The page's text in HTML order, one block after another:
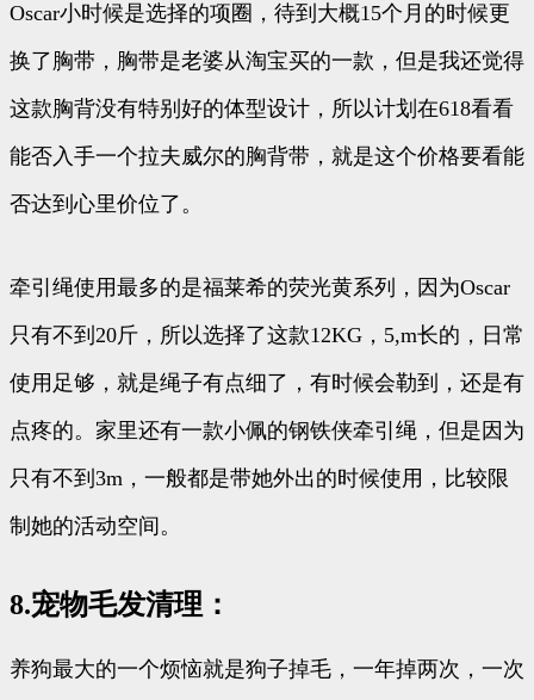
Oscar小时候是选择的项圈，待到大概15个月的时候更
换了胸带，胸带是老婆从淘宝买的一款，但是我还觉得
这款胸背没有特别好的体型设计，所以计划在618看看
能否入手一个拉夫威尔的胸背带，就是这个价格要看能
否达到心里价位了。
牵引绳使用最多的是福莱希的荧光黄系列，因为Oscar
只有不到20斤，所以选择了这款12KG，5,m长的，日常
使用足够，就是绳子有点细了，有时候会勒到，还是有
点疼的。家里还有一款小佩的钢铁侠牵引绳，但是因为
只有不到3m，一般都是带她外出的时候使用，比较限
制她的活动空间。
8.宠物毛发清理：
养狗最大的一个烦恼就是狗子掉毛，一年掉两次，一次